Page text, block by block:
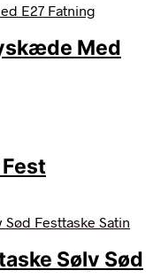
Med
Sølv Sød